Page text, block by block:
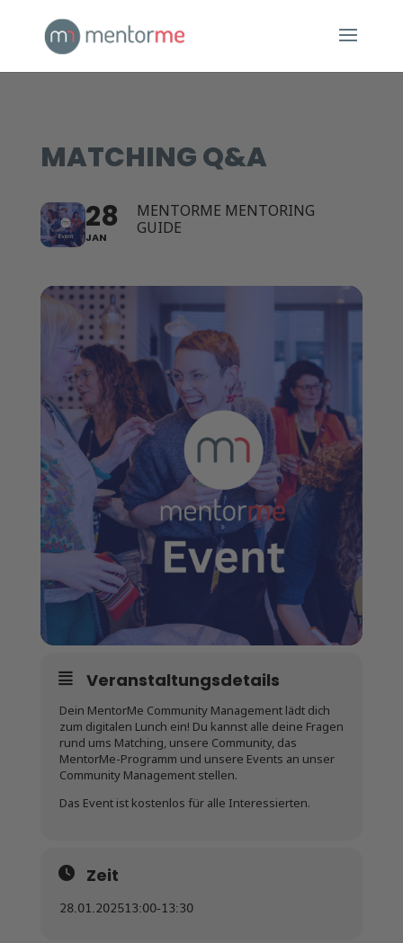
MATCHING Q&A
28
JAN
MENTORME MENTORING
GUIDE
Veranstaltungsdetails
Dein MentorMe Community Management lädt dich
zum digitalen Lunch ein! Du kannst alle deine Fragen
rund ums Matching, unsere Community, das
MentorMe-Programm und unsere Events an unser
Community Management stellen.
Das Event ist kostenlos für alle Interessierten.
Zeit
28.01.202513:00-13:30